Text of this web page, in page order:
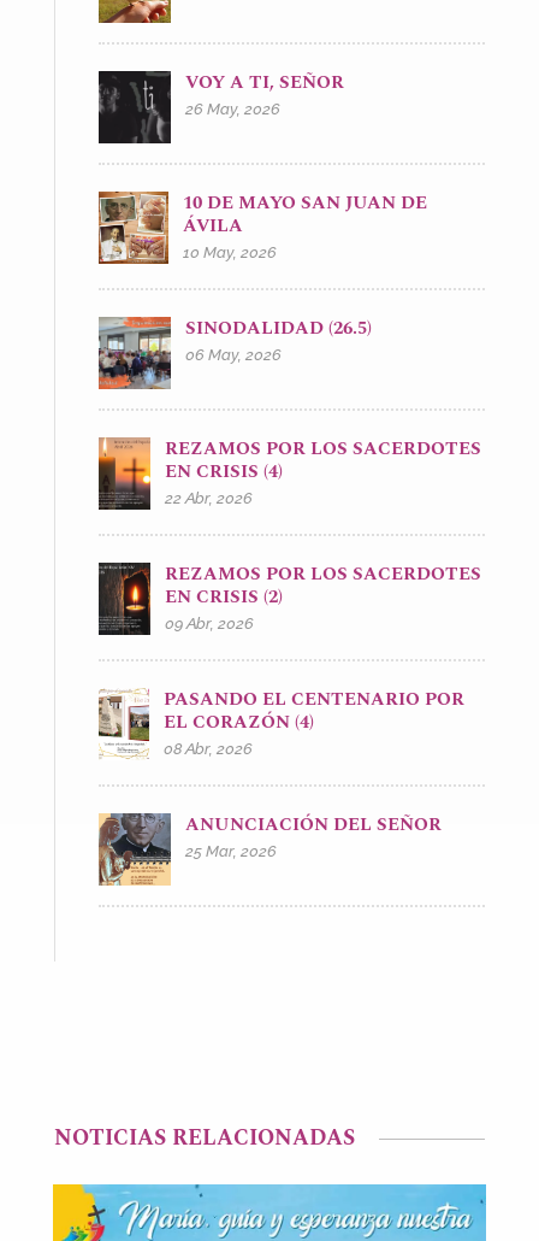
VOY A TI, SEÑOR
26 May, 2026
10 DE MAYO SAN JUAN DE
ÁVILA
10 May, 2026
SINODALIDAD (26.5)
06 May, 2026
REZAMOS POR LOS SACERDOTES
EN CRISIS (4)
22 Abr, 2026
REZAMOS POR LOS SACERDOTES
EN CRISIS (2)
09 Abr, 2026
PASANDO EL CENTENARIO POR
EL CORAZÓN (4)
08 Abr, 2026
ANUNCIACIÓN DEL SEÑOR
25 Mar, 2026
NOTICIAS RELACIONADAS